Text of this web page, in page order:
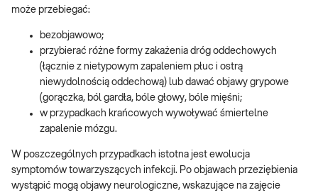
może przebiegać:
bezobjawowo;
przybierać różne formy zakażenia dróg oddechowych
(łącznie z nietypowym zapaleniem płuc i ostrą
niewydolnością oddechową) lub dawać objawy grypowe
(gorączka, ból gardła, bóle głowy, bóle mięśni;
w przypadkach krańcowych wywoływać śmiertelne
zapalenie mózgu.
W poszczególnych przypadkach istotna jest ewolucja
symptomów towarzyszących infekcji. Po objawach przeziębienia
wystąpić mogą objawy neurologiczne, wskazujące na zajęcie